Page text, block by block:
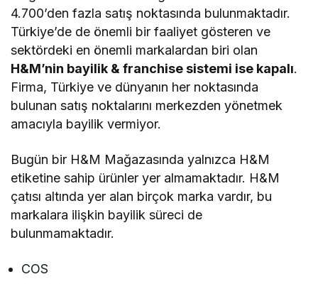
4.700’den fazla satış noktasında bulunmaktadır.
Türkiye’de de önemli bir faaliyet gösteren ve
sektördeki en önemli markalardan biri olan
H&M’nin bayilik & franchise sistemi ise kapalı.
Firma, Türkiye ve dünyanın her noktasında
bulunan satış noktalarını merkezden yönetmek
amacıyla bayilik vermiyor.
Bugün bir H&M Mağazasında yalnızca H&M
etiketine sahip ürünler yer almamaktadır. H&M
çatısı altında yer alan birçok marka vardır, bu
markalara ilişkin bayilik süreci de
bulunmamaktadır.
COS